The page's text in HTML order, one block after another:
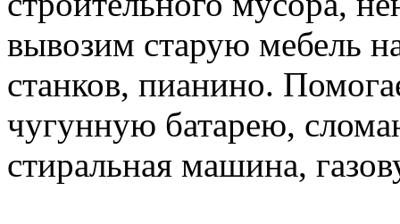
вывозим старую мебель
станков, пианино.
чугунную батарею,
стиральная машина,